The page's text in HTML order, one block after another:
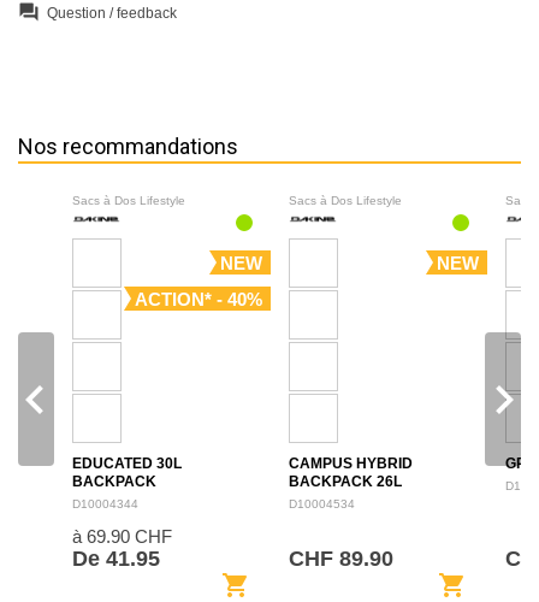
question_answer Question / feedback
Nos recommandations
Sacs à Dos Lifestyle
NEW
ACTION* - 40%
EDUCATED 30L
BACKPACK
D10004344
à 69.90 CHF
De 41.95
shopping_cart
Sacs à Dos Lifestyle
NEW
CAMPUS HYBRID
BACKPACK 26L
D10004534
CHF 89.90
shopping_cart
Sacs
navigate_before navigate_next